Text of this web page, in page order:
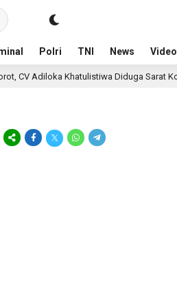
Polri TNI News Video
Adiloka Khatulistiwa Diduga Sarat Korupsi